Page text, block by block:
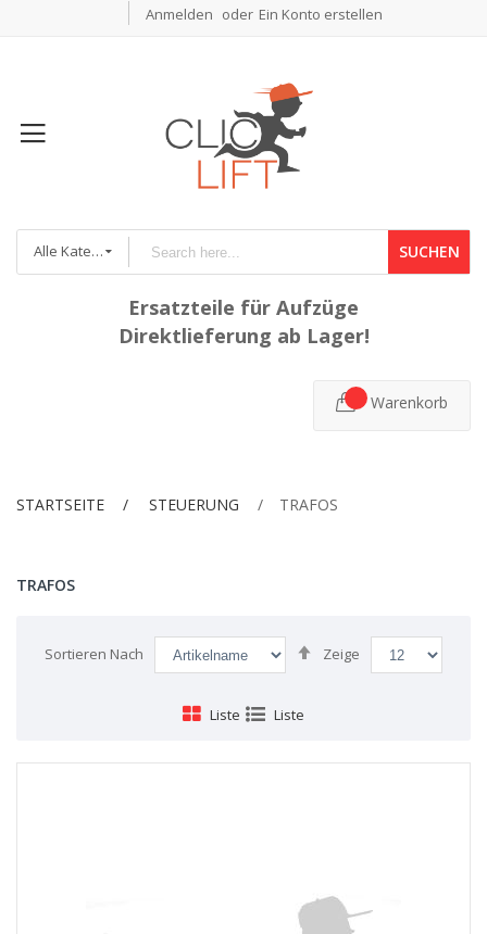
Anmelden Ein Konto erstellen
Alle Kategorien SUCHEN
Ersatzteile für Aufzüge
Direktlieferung ab Lager!
Warenkorb
STARTSEITE STEUERUNG TRAFOS
TRAFOS
Sortieren Nach
Absteigend
sortieren
Zeige
Liste Liste